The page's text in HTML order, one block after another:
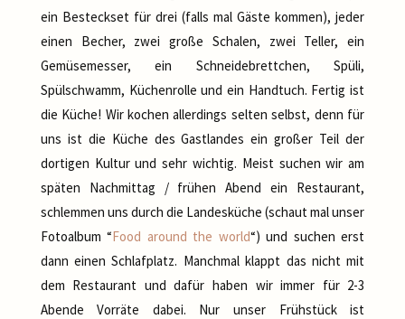
ein Besteckset für drei (falls mal Gäste kommen), jeder
einen Becher, zwei große Schalen, zwei Teller, ein
Gemüsemesser, ein Schneidebrettchen, Spüli,
Spülschwamm, Küchenrolle und ein Handtuch. Fertig ist
die Küche! Wir kochen allerdings selten selbst, denn für
uns ist die Küche des Gastlandes ein großer Teil der
dortigen Kultur und sehr wichtig. Meist suchen wir am
späten Nachmittag / frühen Abend ein Restaurant,
schlemmen uns durch die Landesküche (schaut mal unser
Fotoalbum “Food around the world“) und suchen erst
dann einen Schlafplatz. Manchmal klappt das nicht mit
dem Restaurant und dafür haben wir immer für 2-3
Abende Vorräte dabei. Nur unser Frühstück ist